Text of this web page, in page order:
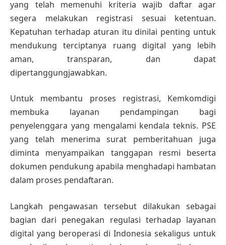
yang telah memenuhi kriteria wajib daftar agar
segera melakukan registrasi sesuai ketentuan.
Kepatuhan terhadap aturan itu dinilai penting untuk
mendukung terciptanya ruang digital yang lebih
aman, transparan, dan dapat
dipertanggungjawabkan.
Untuk membantu proses registrasi, Kemkomdigi
membuka layanan pendampingan bagi
penyelenggara yang mengalami kendala teknis. PSE
yang telah menerima surat pemberitahuan juga
diminta menyampaikan tanggapan resmi beserta
dokumen pendukung apabila menghadapi hambatan
dalam proses pendaftaran.
Langkah pengawasan tersebut dilakukan sebagai
bagian dari penegakan regulasi terhadap layanan
digital yang beroperasi di Indonesia sekaligus untuk